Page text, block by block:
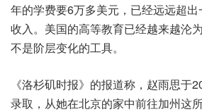
年的学费要6万多美元，已经远远超
收入。美国的高等教育已经越来越沦
不是阶层变化的工具。
《洛杉矶时报》的报道称，赵雨思于
录取，从她在北京的家中前往加州这